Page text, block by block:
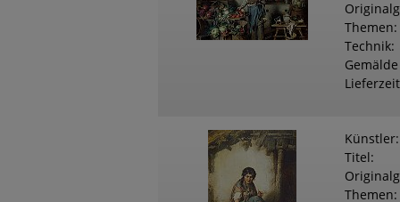
Themen
Technik
Gemälde
Lieferzeit
Künstler
Titel
Themen